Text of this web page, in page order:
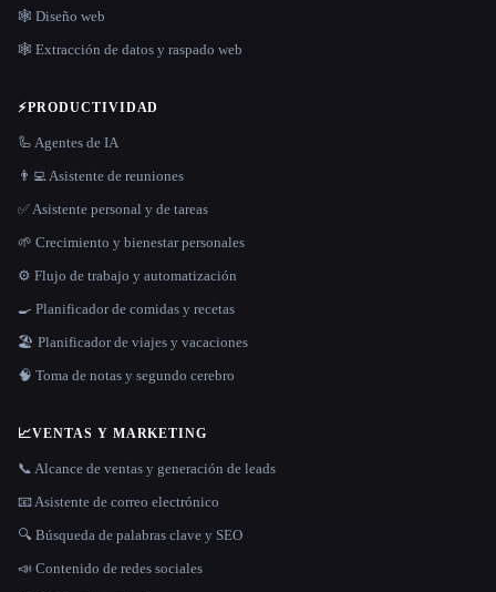
🕸 Diseño web
🕸️ Extracción de datos y raspado web
⚡PRODUCTIVIDAD
🦾 Agentes de IA
👨‍💻 Asistente de reuniones
✅ Asistente personal y de tareas
🌱 Crecimiento y bienestar personales
⚙️ Flujo de trabajo y automatización
🍳 Planificador de comidas y recetas
🏖 Planificador de viajes y vacaciones
🧠 Toma de notas y segundo cerebro
📈VENTAS Y MARKETING
📞 Alcance de ventas y generación de leads
📧 Asistente de correo electrónico
🔍 Búsqueda de palabras clave y SEO
📣 Contenido de redes sociales